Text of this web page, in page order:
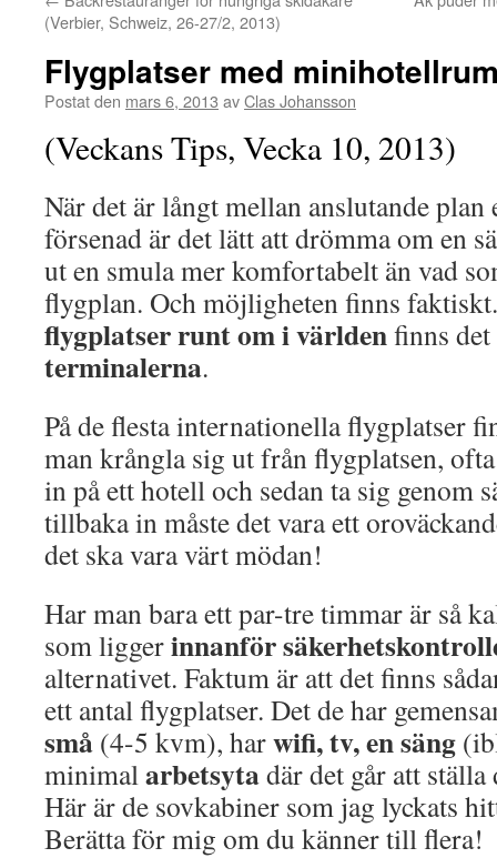
(Verbier, Schweiz, 26-27/2, 2013)
Flygplatser med
Postat den mars 6, 2013 avClas Johansson
(Veckans Tips, Vecka 10, 2013)
När det är långt mellan anslutande
försenad är det lätt att drömma om en
ut en smula mer komfortabelt än vad
flygplan. Och möjligheten finns
flygplatser runt om i världenfinns det
terminalerna.
På de flesta internationella flygplatser
man krångla sig ut från flygplatsen,
in på ett hotell och sedan ta sig genom
tillbaka in måste det vara ett
det ska vara värt mödan!
Har man bara ett par-tre timmar är så
som liggerinnanför
alternativet. Faktum är att det finns
ett antal flygplatser. Det de har
små (4-5 kvm), harwifi, tv, en säng
minimalarbetsytadär det går att
Här är de sovkabiner som jag lyckats
Berätta för mig om du känner till flera!